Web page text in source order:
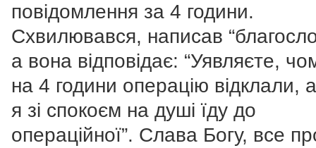
повідомлення за 4 години.
Схвилювався, написав
а вона відповідає: “Уявляєте,
на 4 години операцію відклали,
я зі спокоєм на душі їду до
операційної”. Слава Богу, все